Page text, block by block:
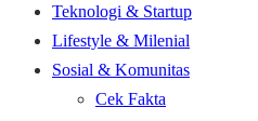
Teknologi & Startup
Lifestyle & Milenial
Sosial & Komunitas
Cek Fakta